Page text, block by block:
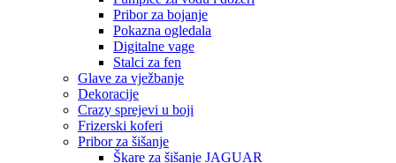
Pribor za bojanje
Pokazna ogledala
Digitalne vage
Stalci za fen
Glave za vježbanje
Dekoracije
Crazy sprejevi u boji
Frizerski koferi
Pribor za šišanje
Škare za šišanje JAGUAR